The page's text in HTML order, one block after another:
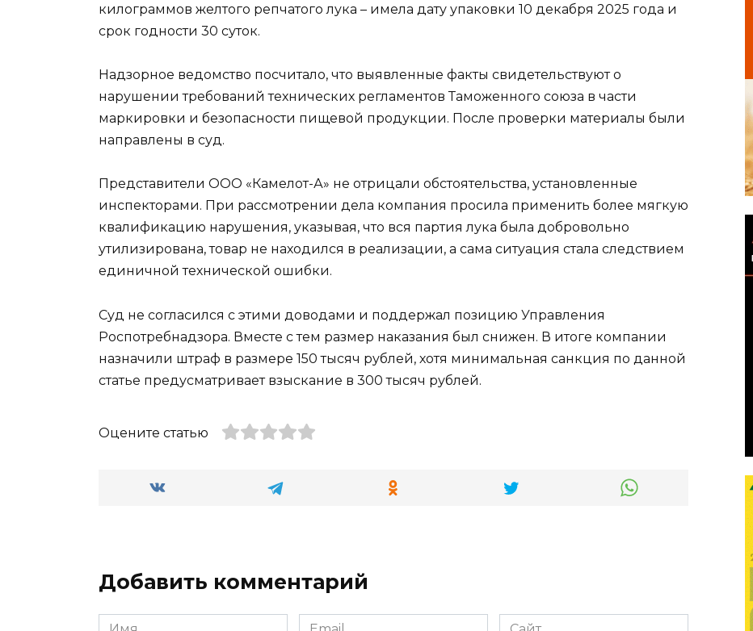
килограммов желтого репчатого лука – имела дату упаковки 10 декабря 2025 года и
срок годности 30 суток.
Надзорное ведомство посчитало, что выявленные факты свидетельствуют о
нарушении требований технических регламентов Таможенного союза в части
маркировки и безопасности пищевой продукции. После проверки материалы были
направлены в суд.
Представители ООО «Камелот-А» не отрицали обстоятельства, установленные
инспекторами. При рассмотрении дела компания просила применить более мягкую
квалификацию нарушения, указывая, что вся партия лука была добровольно
утилизирована, товар не находился в реализации, а сама ситуация стала следствием
единичной технической ошибки.
Суд не согласился с этими доводами и поддержал позицию Управления
Роспотребнадзора. Вместе с тем размер наказания был снижен. В итоге компании
назначили штраф в размере 150 тысяч рублей, хотя минимальная санкция по данной
статье предусматривает взыскание в 300 тысяч рублей.
Оцените статью
Добавить комментарий
Имя
Email
Сайт